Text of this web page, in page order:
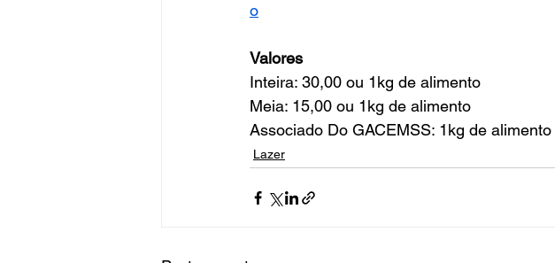
o
Valores
Inteira: 30,00 ou 1kg de alimento
Meia: 15,00 ou 1kg de alimento
Associado Do GACEMSS: 1kg de alimento
Lazer